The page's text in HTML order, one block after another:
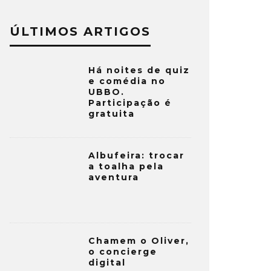
ÚLTIMOS ARTIGOS
Há noites de quiz
e comédia no
UBBO.
Participação é
gratuita
Albufeira: trocar
a toalha pela
aventura
Chamem o Oliver,
o concierge
digital